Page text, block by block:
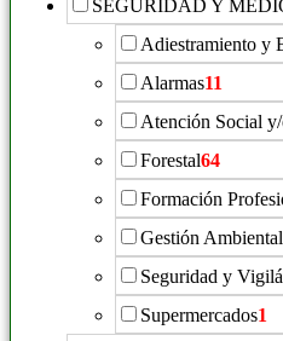
SEGURIDAD Y
Adiestramiento y
Alarmas11
Atención Social
Forestal64
Formación
Gestión Ambiental
Seguridad y
Supermercados1